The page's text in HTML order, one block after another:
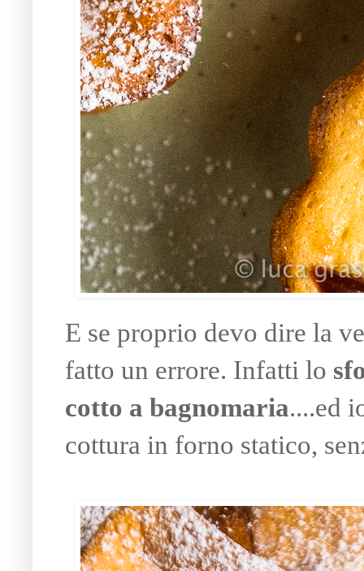
E se proprio devo dire la
fatto un errore. Infatti lo
cotto a bagnomaria....ed
cottura in forno statico,